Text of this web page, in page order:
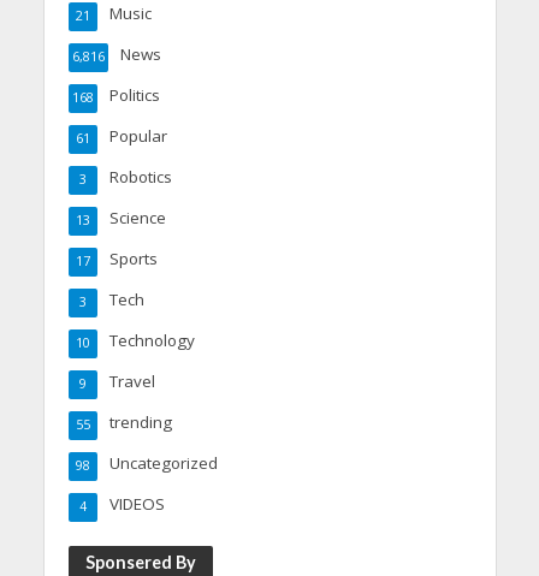
Music
21
News
6,816
Politics
168
Popular
61
Robotics
3
Science
13
Sports
17
Tech
3
Technology
10
Travel
9
trending
55
Uncategorized
98
VIDEOS
4
Sponsered By